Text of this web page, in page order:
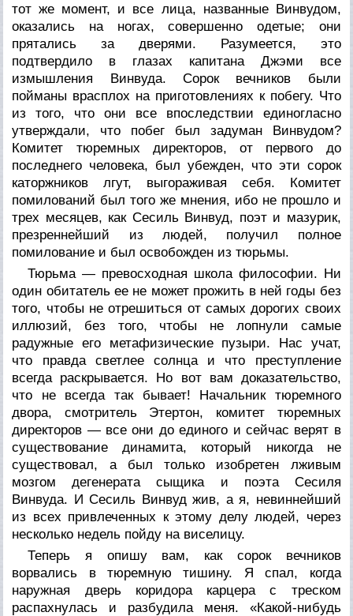
тот же момент, и все лица, названные Винвудом,
оказались на ногах, совершенно одетые; они
прятались за дверями. Разумеется, это
подтвердило в глазах капитана Джэми все
измышления Винвуда. Сорок вечников были
пойманы врасплох на приготовлениях к побегу. Что
из того, что они все впоследствии единогласно
утверждали, что побег был задуман Винвудом?
Комитет тюремных директоров, от первого до
последнего человека, был убежден, что эти сорок
каторжников лгут, выгораживая себя. Комитет
помилований был того же мнения, ибо не прошло и
трех месяцев, как Сесиль Винвуд, поэт и мазурик,
презреннейший из людей, получил полное
помилование и был освобожден из тюрьмы.
Тюрьма — превосходная школа философии. Ни
один обитатель ее не может прожить в ней годы без
того, чтобы не отрешиться от самых дорогих своих
иллюзий, без того, чтобы не лопнули самые
радужные его метафизические пузыри. Нас учат,
что правда светлее солнца и что преступление
всегда раскрывается. Но вот вам доказательство,
что не всегда так бывает! Начальник тюремного
двора, смотритель Этертон, комитет тюремных
директоров — все они до единого и сейчас верят в
существование динамита, который никогда не
существовал, а был только изобретен лживым
мозгом дегенерата сыщика и поэта Сесиля
Винвуда. И Сесиль Винвуд жив, а я, невиннейший
из всех привлеченных к этому делу людей, через
несколько недель пойду на виселицу.
Теперь я опишу вам, как сорок вечников
ворвались в тюремную тишину. Я спал, когда
наружная дверь коридора карцера с треском
распахнулась и разбудила меня. «Какой-нибудь